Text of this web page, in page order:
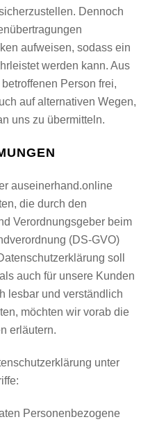
Dennoch
aufweisen, sodass ein
werden kann. Aus
Person frei,
auf alternativen Wegen,
uns zu übermitteln.
auseinerhand.online
die durch den
Verordnungsgeber beim
(DS-GVO)
soll
auch für unsere Kunden
lesbar und verständlich
möchten wir vorab die
erläutern.
unter
Personenbezogene